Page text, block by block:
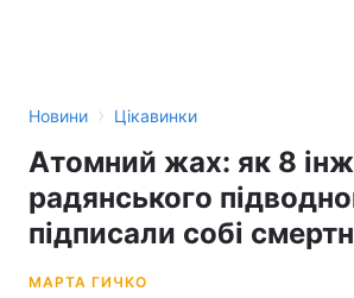
Новини › Цікавинки
Атомний жах: як 8
радянського
підписали собі
МАРТА ГИЧКО